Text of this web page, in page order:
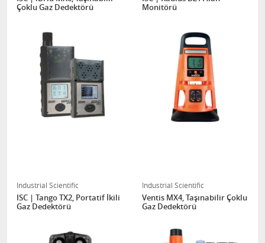
Çoklu Gaz Dedektörü
Monitörü
Industrial Scientific
ISC | Tango TX2, Portatif İkili
Gaz Dedektörü
Industrial Scientific
Ventis MX4, Taşınabilir Çoklu
Gaz Dedektörü